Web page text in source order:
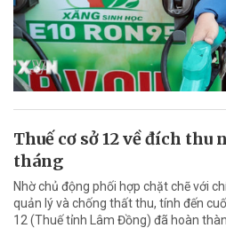
Thuế cơ sở 12 về đích thu
tháng
Nhờ chủ động phối hợp chặt chẽ với
quản lý và chống thất thu, tính đến
12 (Thuế tỉnh Lâm Đồng) đã hoàn